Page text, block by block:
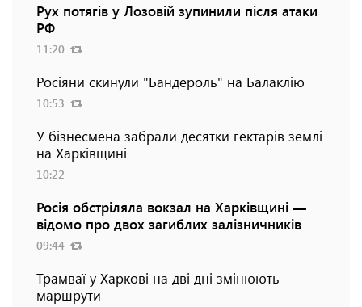
Рух потягів у Лозовій зупинили після атаки
РФ
11:20
Росіяни скинули "Бандероль" на Балаклію
10:53
У бізнесмена забрали десятки гектарів землі
на Харківщині
10:22
Росія обстріляла вокзал на Харківщині —
відомо про двох загиблих залізничників
09:44
Трамваї у Харкові на дві дні змінюють
маршрути